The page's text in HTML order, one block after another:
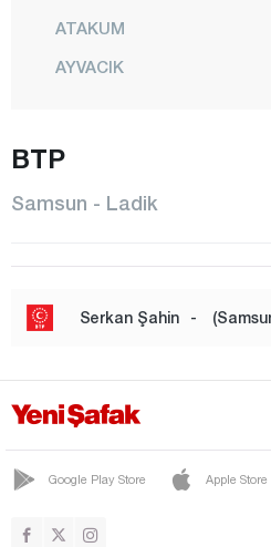
ATAKUM
AYVACIK
SALIPAZARI
TEKKEKÖY
YAKAKENT
BTP
Samsun - Ladik
Serkan Şahin -
Google Play Store Apple Store